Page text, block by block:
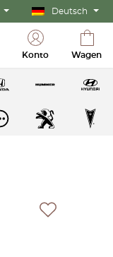
Deutsch
Konto Wagen